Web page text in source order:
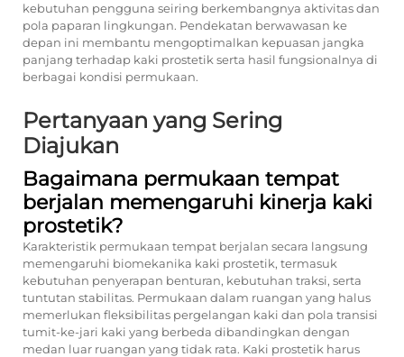
kebutuhan pengguna seiring berkembangnya aktivitas dan
pola paparan lingkungan. Pendekatan berwawasan ke
depan ini membantu mengoptimalkan kepuasan jangka
panjang terhadap kaki prostetik serta hasil fungsionalnya di
berbagai kondisi permukaan.
Pertanyaan yang Sering
Diajukan
Bagaimana permukaan tempat
berjalan memengaruhi kinerja kaki
prostetik?
Karakteristik permukaan tempat berjalan secara langsung
memengaruhi biomekanika kaki prostetik, termasuk
kebutuhan penyerapan benturan, kebutuhan traksi, serta
tuntutan stabilitas. Permukaan dalam ruangan yang halus
memerlukan fleksibilitas pergelangan kaki dan pola transisi
tumit-ke-jari kaki yang berbeda dibandingkan dengan
medan luar ruangan yang tidak rata. Kaki prostetik harus